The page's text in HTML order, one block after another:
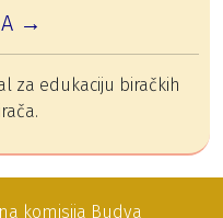
→
za edukaciju biračkih
komisija Budva